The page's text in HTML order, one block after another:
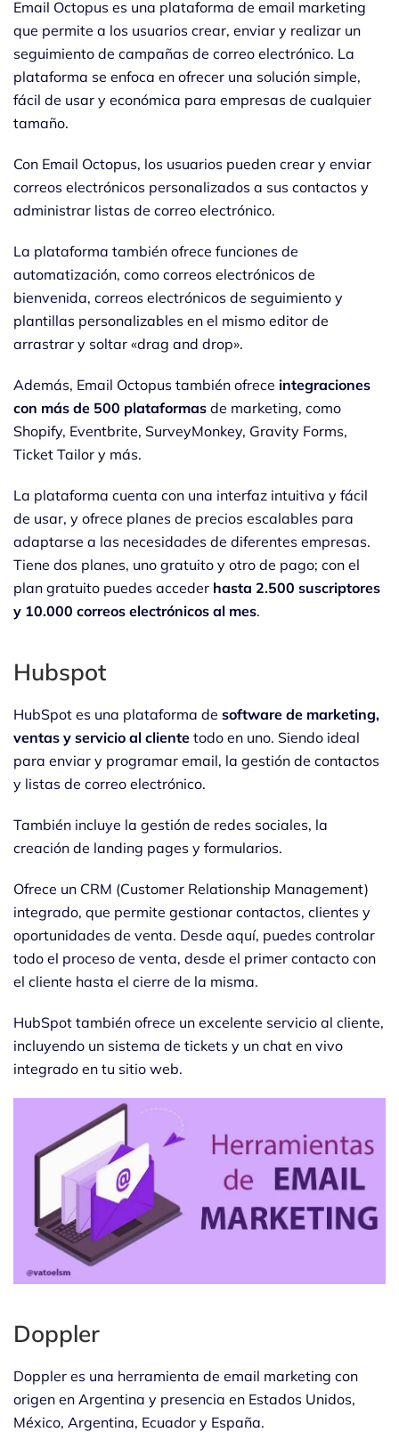
Email Octopus es una plataforma de email marketing
que permite a los usuarios crear, enviar y realizar un
seguimiento de campañas de correo electrónico. La
plataforma se enfoca en ofrecer una solución simple,
fácil de usar y económica para empresas de cualquier
tamaño.
Con Email Octopus, los usuarios pueden crear y enviar
correos electrónicos personalizados a sus contactos y
administrar listas de correo electrónico.
La plataforma también ofrece funciones de
automatización, como correos electrónicos de
bienvenida, correos electrónicos de seguimiento y
plantillas personalizables en el mismo editor de
arrastrar y soltar «drag and drop».
Además, Email Octopus también ofrece integraciones
con más de 500 plataformas de marketing, como
Shopify, Eventbrite, SurveyMonkey, Gravity Forms,
Ticket Tailor y más.
La plataforma cuenta con una interfaz intuitiva y fácil
de usar, y ofrece planes de precios escalables para
adaptarse a las necesidades de diferentes empresas.
Tiene dos planes, uno gratuito y otro de pago; con el
plan gratuito puedes acceder hasta 2.500 suscriptores
y 10.000 correos electrónicos al mes.
Hubspot
HubSpot es una plataforma de software de marketing,
ventas y servicio al cliente todo en uno. Siendo ideal
para enviar y programar email, la gestión de contactos
y listas de correo electrónico.
También incluye la gestión de redes sociales, la
creación de landing pages y formularios.
Ofrece un CRM (Customer Relationship Management)
integrado, que permite gestionar contactos, clientes y
oportunidades de venta. Desde aquí, puedes controlar
todo el proceso de venta, desde el primer contacto con
el cliente hasta el cierre de la misma.
HubSpot también ofrece un excelente servicio al cliente,
incluyendo un sistema de tickets y un chat en vivo
integrado en tu sitio web.
Doppler
Doppler es una herramienta de email marketing con
origen en Argentina y presencia en Estados Unidos,
México, Argentina, Ecuador y España.